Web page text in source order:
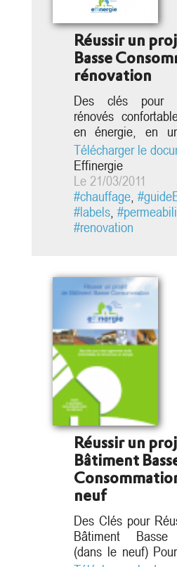
Réussir un
Basse
rénovation
Des clés pour
rénovés
en énergie, en
étapes La
des 30,2 millions
répartis sur le
l’un des grands
fois
et social. Ce
ensemble :...
Des clés pour
rénovés
en énergie, en
étapes
Les études de
Télécharger le
Effinergie
Le 21/03/2011
#chauffage,
#labels,
#renovation
Réussir un
Bâtiment
neuf
Des Clés pour
Bâtiment Basse
(dans le neuf)